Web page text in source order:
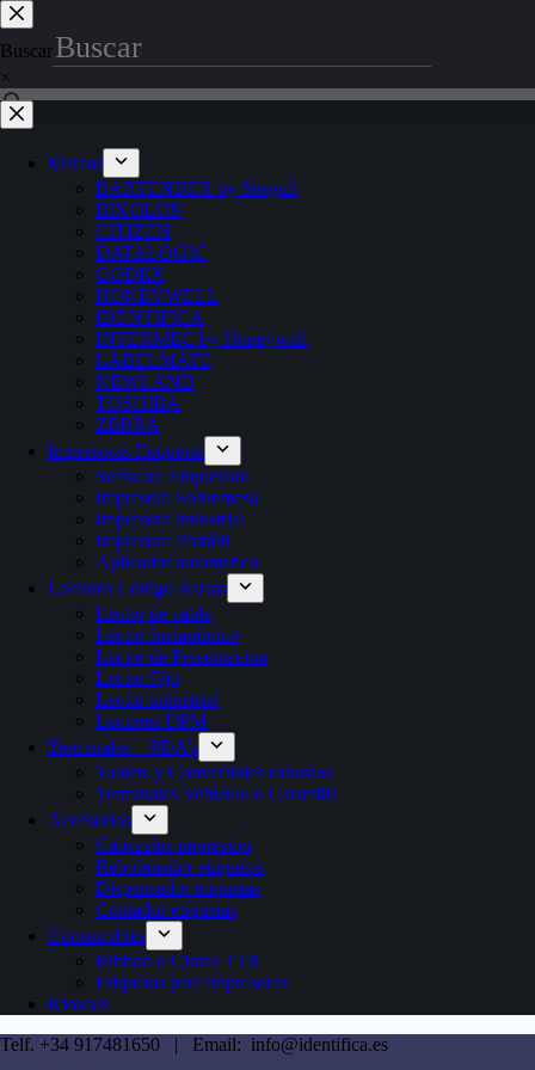
Saltar
al
contenido
Buscar
×
Marcas
BARTENDER by Seagull
BIXOLON
CITIZEN
DATALOGIC
GODEX
HONEYWELL
IDENTIFICA
INTERMEC by Honeywell
LABELMATE
NEWLAND
TOSHIBA
ZEBRA
Impresoras Etiquetas
Software Etiquetado
Impresora Sobremesa
Impresora industrial
Impresora Portátil
Aplicador automatico
Lectores Codigo Barras
Lector de cable
Lector Inalambrico
Lector de Presentacion
Lector Fijo
Lector industrial
Lectores DPM
Terminales – PDA’s
Tablets y Convertibles robustos
Terminales Vehículo o Carretilla
Accesorios
Cabezales impresion
Rebobinador etiquetas
Dispensador etiquetas
Contador etiquetas
Consumibles
Ribbon o Cintas TTR
Etiquetas para impresoras
Kioscos
Telf. +34 917481650 | Email: info@identifica.es